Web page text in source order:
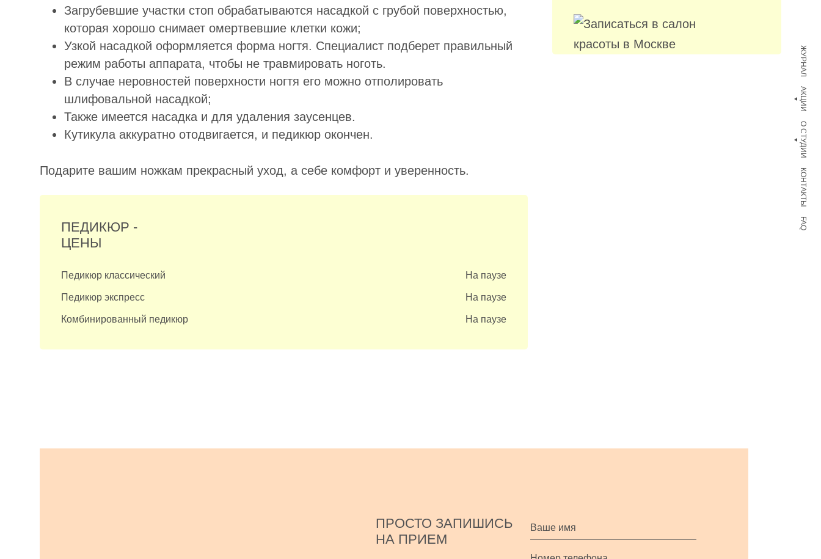
ЖУРНАЛ
АКЦИИ
О СТУДИИ
КОНТАКТЫ
FAQ
Загрубевшие участки стоп обрабатываются насадкой с грубой поверхностью,
которая хорошо снимает омертвевшие клетки кожи;
Узкой насадкой оформляется форма ногтя. Специалист подберет правильный
режим работы аппарата, чтобы не травмировать ноготь.
В случае неровностей поверхности ногтя его можно отполировать
шлифовальной насадкой;
Также имеется насадка и для удаления заусенцев.
Кутикула аккуратно отодвигается, и педикюр окончен.
Подарите вашим ножкам прекрасный уход, а себе комфорт и уверенность.
ПЕДИКЮР -
ЦЕНЫ
Педикюр классический На паузе
Педикюр экспресс На паузе
Комбинированный педикюр На паузе
ПРОСТО ЗАПИШИСЬ
НА ПРИЕМ